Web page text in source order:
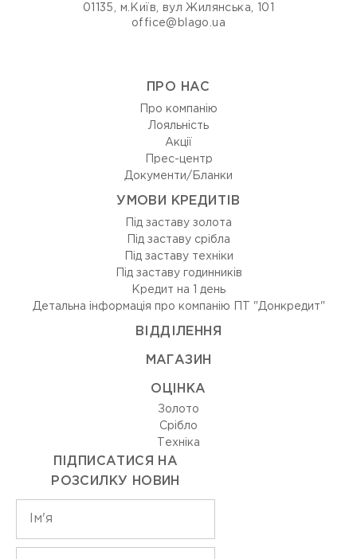
01135, м.Київ, вул Жилянська, 101
office@blago.ua
ПРО НАС
Про компанію
Лояльність
Акції
Прес-центр
Документи/Бланки
УМОВИ КРЕДИТІВ
Під заставу золота
Під заставу срібла
Під заставу техніки
Під заставу годинників
Кредит на 1 день
Детальна інформація про компанію ПТ "Донкредит"
ВIДДIЛЕННЯ
МАГАЗИН
ОЦIНКА
Золото
Срiбло
Технiка
ПІДПИСАТИСЯ НА
РОЗСИЛКУ НОВИН